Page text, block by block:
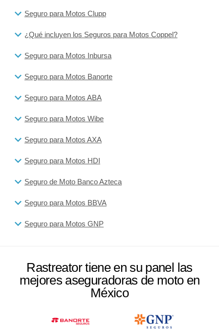
Seguro para Motos Clupp
¿Qué incluyen los Seguros para Motos Coppel?
Seguro para Motos Inbursa
Seguro para Motos Banorte
Seguro para Motos ABA
Seguro para Motos Wibe
Seguro para Motos AXA
Seguro para Motos HDI
Seguro de Moto Banco Azteca
Seguro para Motos BBVA
Seguro para Motos GNP
Rastreator tiene en su panel las
mejores aseguradoras de moto en
México